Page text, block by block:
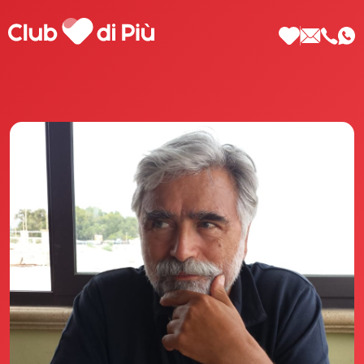
Scopri Club di Più
Le testimonianze Club di Più
La fondatrice Valeria Pilla
Annunci Donne
Agenzia matrimoniale Club di Più
Love Notebook